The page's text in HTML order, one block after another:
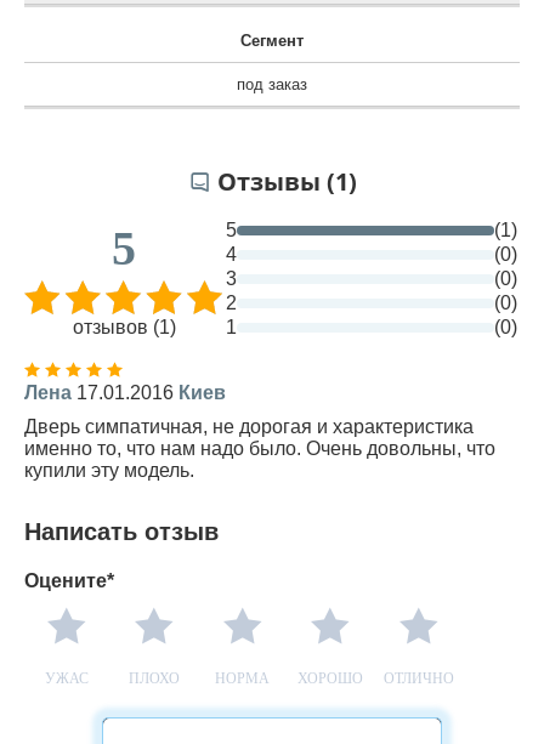
Сегмент
под заказ
Отзывы (1)
5
отзывов (1)
5
(1)
4
(0)
3
(0)
2
(0)
1
(0)
Лена 17.01.2016 Киев
Дверь симпатичная, не дорогая и характеристика
именно то, что нам надо было. Очень довольны, что
купили эту модель.
Написать отзыв
Оцените*
УЖАС ПЛОХО НОРМА ХОРОШО ОТЛИЧНО